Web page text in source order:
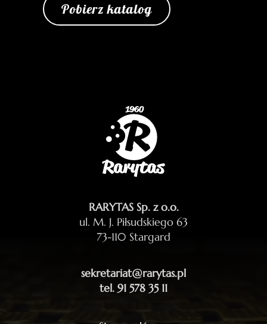
Pobierz katalog
RARYTAS Sp. z o.o.
ul. M. J. Piłsudskiego 63
73-110 Stargard
sekretariat@rarytas.pl
tel. 91 578 35 11